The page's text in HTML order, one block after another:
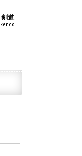
剣道
kendo